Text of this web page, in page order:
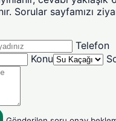
Sorular sayfamızı
Telefon
Konu